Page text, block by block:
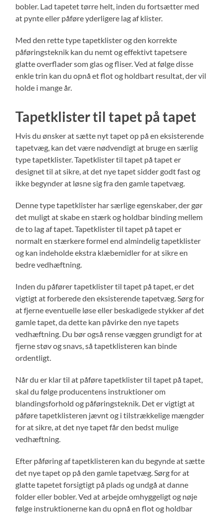
bobler. Lad tapetet tørre helt, inden du fortsætter med
at pynte eller påføre yderligere lag af klister.
Med den rette type tapetklister og den korrekte
påføringsteknik kan du nemt og effektivt tapetsere
glatte overflader som glas og fliser. Ved at følge disse
enkle trin kan du opnå et flot og holdbart resultat, der vil
holde i mange år.
Tapetklister til tapet på tapet
Hvis du ønsker at sætte nyt tapet op på en eksisterende
tapetvæg, kan det være nødvendigt at bruge en særlig
type tapetklister. Tapetklister til tapet på tapet er
designet til at sikre, at det nye tapet sidder godt fast og
ikke begynder at løsne sig fra den gamle tapetvæg.
Denne type tapetklister har særlige egenskaber, der gør
det muligt at skabe en stærk og holdbar binding mellem
de to lag af tapet. Tapetklister til tapet på tapet er
normalt en stærkere formel end almindelig tapetklister
og kan indeholde ekstra klæbemidler for at sikre en
bedre vedhæftning.
Inden du påfører tapetklister til tapet på tapet, er det
vigtigt at forberede den eksisterende tapetvæg. Sørg for
at fjerne eventuelle løse eller beskadigede stykker af det
gamle tapet, da dette kan påvirke den nye tapets
vedhæftning. Du bør også rense væggen grundigt for at
fjerne støv og snavs, så tapetklisteren kan binde
ordentligt.
Når du er klar til at påføre tapetklister til tapet på tapet,
skal du følge producentens instruktioner om
blandingsforhold og påføringsteknik. Det er vigtigt at
påføre tapetklisteren jævnt og i tilstrækkelige mængder
for at sikre, at det nye tapet får den bedst mulige
vedhæftning.
Efter påføring af tapetklisteren kan du begynde at sætte
det nye tapet op på den gamle tapetvæg. Sørg for at
glatte tapetet forsigtigt på plads og undgå at danne
folder eller bobler. Ved at arbejde omhyggeligt og nøje
følge instruktionerne kan du opnå en flot og holdbar